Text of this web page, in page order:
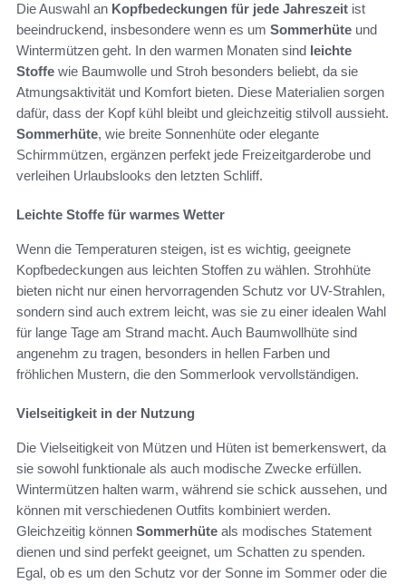
Die Auswahl an Kopfbedeckungen für jede Jahreszeit ist
beeindruckend, insbesondere wenn es um Sommerhüte und
Wintermützen geht. In den warmen Monaten sind leichte
Stoffe wie Baumwolle und Stroh besonders beliebt, da sie
Atmungsaktivität und Komfort bieten. Diese Materialien sorgen
dafür, dass der Kopf kühl bleibt und gleichzeitig stilvoll aussieht.
Sommerhüte, wie breite Sonnenhüte oder elegante
Schirmmützen, ergänzen perfekt jede Freizeitgarderobe und
verleihen Urlaubslooks den letzten Schliff.
Leichte Stoffe für warmes Wetter
Wenn die Temperaturen steigen, ist es wichtig, geeignete
Kopfbedeckungen aus leichten Stoffen zu wählen. Strohhüte
bieten nicht nur einen hervorragenden Schutz vor UV-Strahlen,
sondern sind auch extrem leicht, was sie zu einer idealen Wahl
für lange Tage am Strand macht. Auch Baumwollhüte sind
angenehm zu tragen, besonders in hellen Farben und
fröhlichen Mustern, die den Sommerlook vervollständigen.
Vielseitigkeit in der Nutzung
Die Vielseitigkeit von Mützen und Hüten ist bemerkenswert, da
sie sowohl funktionale als auch modische Zwecke erfüllen.
Wintermützen halten warm, während sie schick aussehen, und
können mit verschiedenen Outfits kombiniert werden.
Gleichzeitig können Sommerhüte als modisches Statement
dienen und sind perfekt geeignet, um Schatten zu spenden.
Egal, ob es um den Schutz vor der Sonne im Sommer oder die